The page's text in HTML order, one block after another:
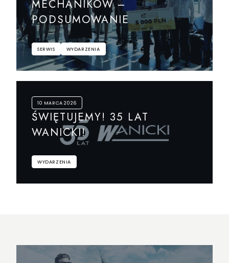
MECHANIKÓW –
PODSUMOWANIE
SERWIS WYDARZENIA
10 MARCA 2026
ŚWIĘTUJEMY! 35 LAT
WANICKI!
WYDARZENIA